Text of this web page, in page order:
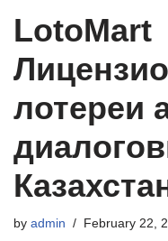
LotoMart
лотереи
by admin February 22,